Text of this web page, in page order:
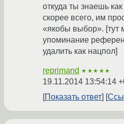
откуда ты знаешь
скорее всего, им
«якобы выбор». [тут
упоминание
удалить как нацпол]
reprimand ★★★★★
19.11.2014 13:54:14
Показать ответ